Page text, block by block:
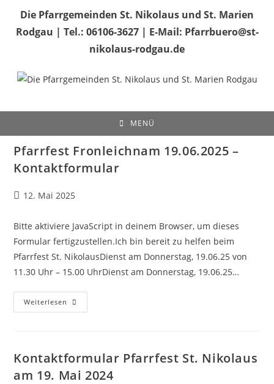
Inhalt
springen
Die Pfarrgemeinden St. Nikolaus und St. Marien
Rodgau | Tel.: 06106-3627 | E-Mail: Pfarrbuero@st-
nikolaus-rodgau.de
MENÜ
Pfarrfest Fronleichnam 19.06.2025 –
Kontaktformular
Beitrag
12. Mai 2025
Bitte aktiviere JavaScript in deinem Browser, um dieses
Formular fertigzustellen.Ich bin bereit zu helfen beim
Pfarrfest St. NikolausDienst am Donnerstag, 19.06.25 von
11.30 Uhr – 15.00 UhrDienst am Donnerstag, 19.06.25…
Weiterlesen Pfarrfest
Fronleichnam
Kontaktformular Pfarrfest St. Nikolaus
am 19. Mai 2024